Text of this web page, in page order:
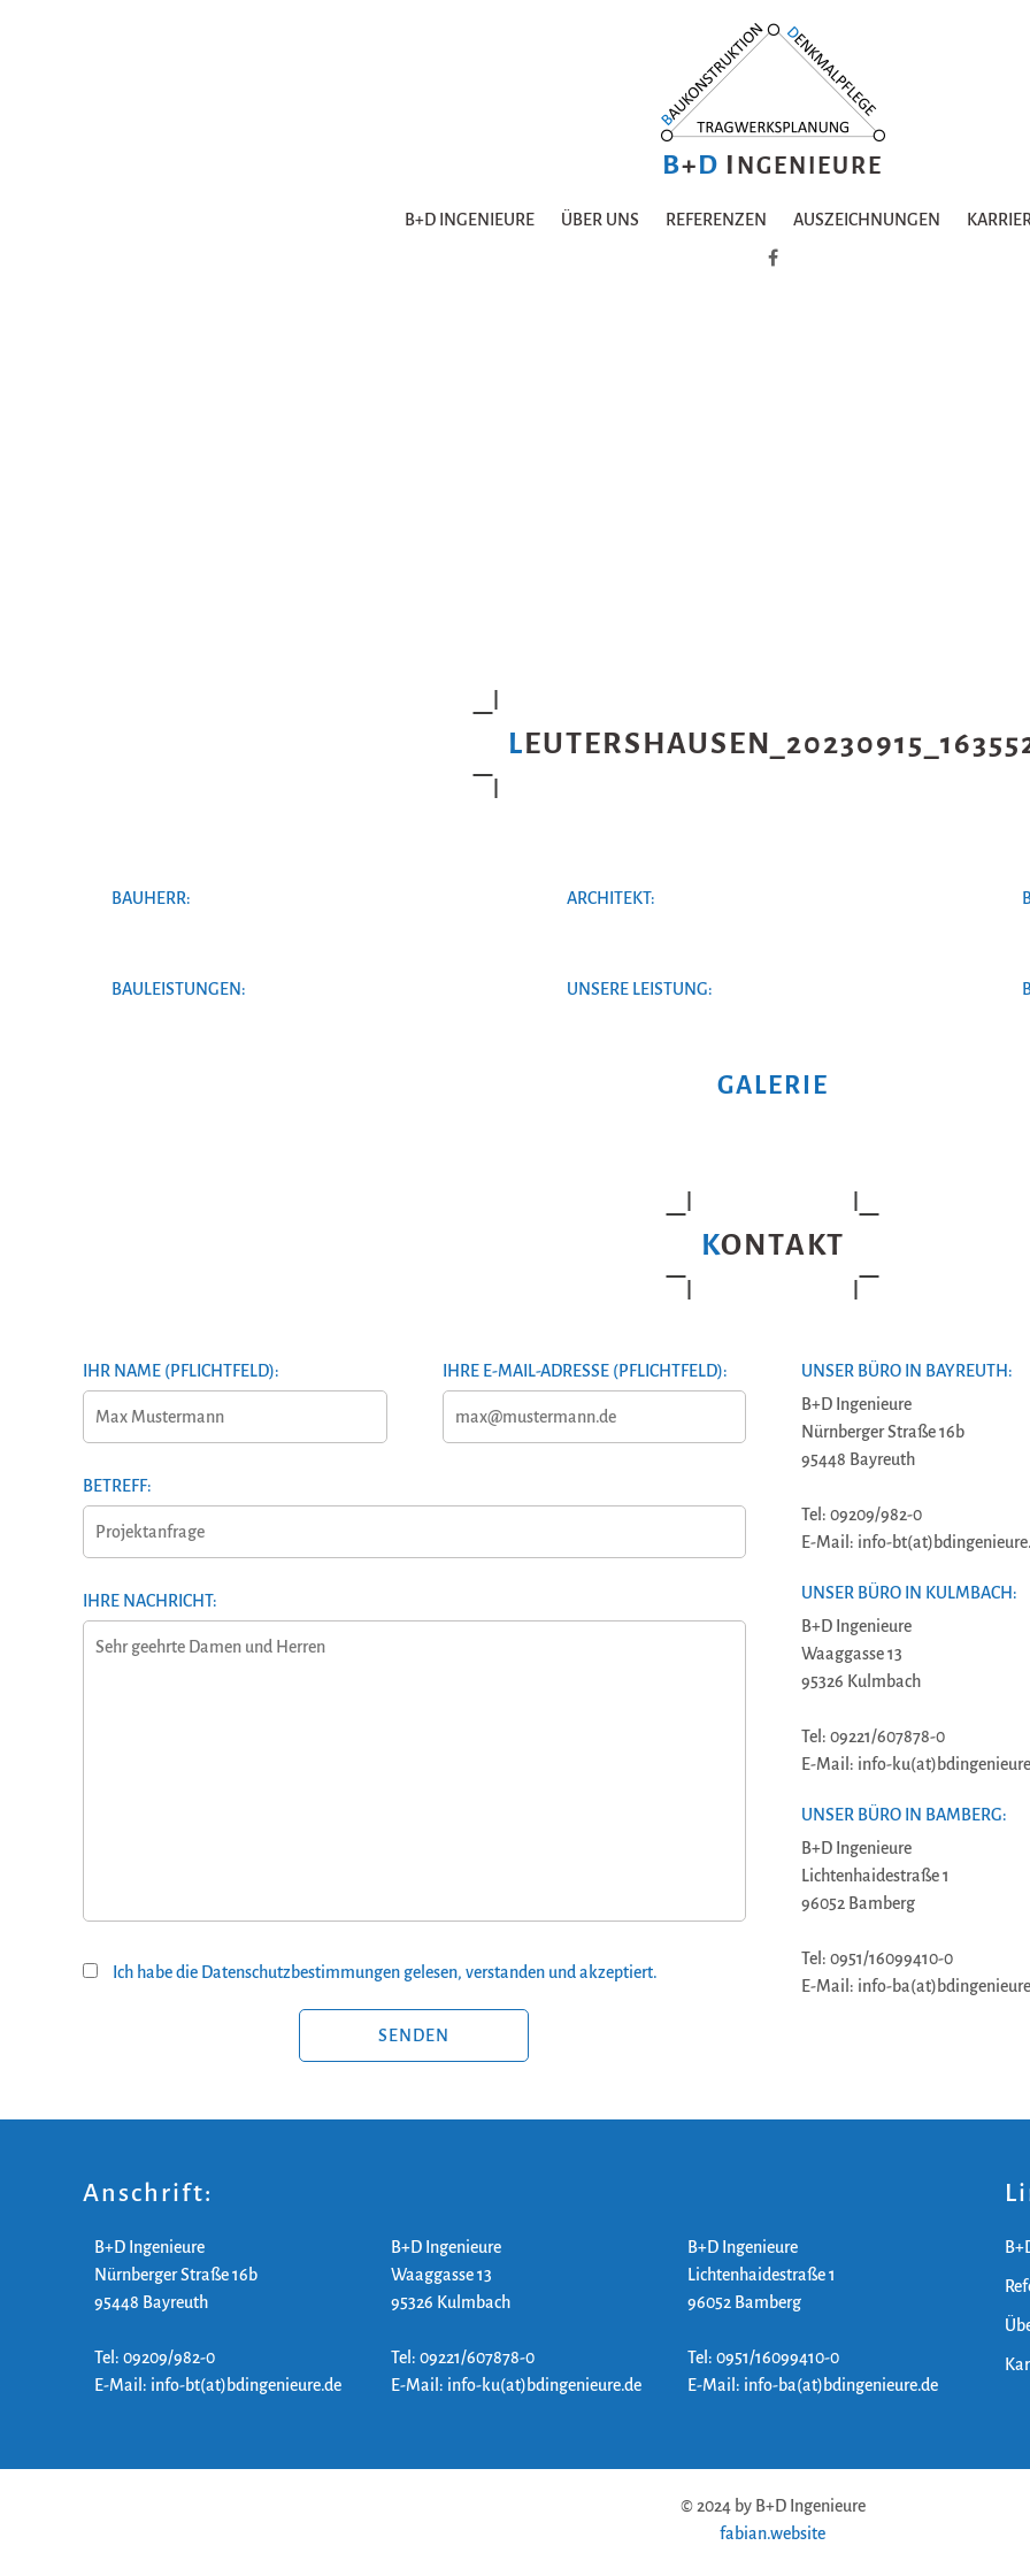
B+D I NGENIEURE
B+D INGENIEURE ÜBER UNS REFERENZEN AUSZEICHNUNGEN
BAUHERR: ARCHITEKT:
BAULEISTUNGEN: UNSERE LEISTUNG:
GALERIE
KONTAKT
IHR NAME (PFLICHTFELD): IHRE E-MAIL-ADRESSE (PFLICHTFELD):
BETREFF:
IHRE NACHRICHT:
Ich habe die Datenschutzbestimmungen gelesen, verstanden und akzeptiert.
UNSER BÜRO IN BAYREUTH:
B+D Ingenieure
Nürnberger Straße 16b
95448 Bayreuth
Tel: 09209/982-0
E-Mail: info-
UNSER BÜRO IN KULMBACH:
B+D Ingenieure
Waaggasse 13
95326 Kulmbach
Tel: 09221/607878-0
E-Mail: info-
UNSER BÜRO IN BAMBERG:
B+D Ingenieure
Lichtenhaidestraße 1
96052 Bamberg
Tel: 0951/16099410-0
E-Mail: info-
Anschrift:
B+D Ingenieure
Nürnberger Straße 16b
95448 Bayreuth
Tel: 09209/982-0
E-Mail: info-bt(at)bdingenieure.de
B+D Ingenieure
Waaggasse 13
95326 Kulmbach
Tel: 09221/607878-0
E-Mail: info-ku(at)bdingenieure.de
B+D Ingenieure
Lichtenhaidestraße 1
96052 Bamberg
Tel: 0951/16099410-0
E-Mail: info-ba(at)bdingenieure.de
© 2024 by B+D Ingenieure
fabian.website